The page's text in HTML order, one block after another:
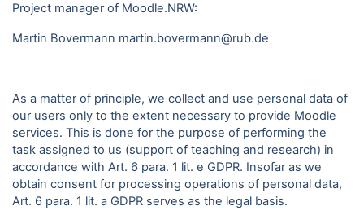
Project manager of Moodle.NRW:
Martin Bovermann martin.bovermann@rub.de
As a matter of principle, we collect and use personal data of
our users only to the extent necessary to provide Moodle
services. This is done for the purpose of performing the
task assigned to us (support of teaching and research) in
accordance with Art. 6 para. 1 lit. e GDPR. Insofar as we
obtain consent for processing operations of personal data,
Art. 6 para. 1 lit. a GDPR serves as the legal basis.